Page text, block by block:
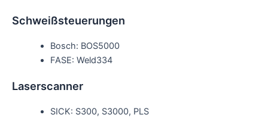
Schweißsteuerungen
Bosch: BOS5000
FASE: Weld334
Laserscanner
SICK: S300, S3000, PLS